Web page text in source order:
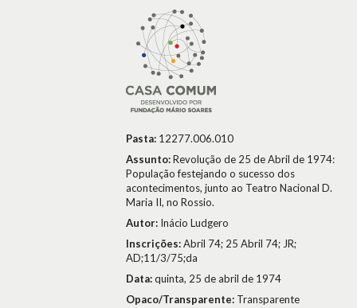
Pasta: 12277.006.010
Assunto:Revolução de 25 de Abril de 1974:
População festejando o sucesso dos
acontecimentos, junto ao Teatro Nacional D.
Maria II, no Rossio.
Autor: Inácio Ludgero
Inscrições:Abril 74; 25 Abril 74; JR;
AD;11/3/75;da
Data:quinta, 25 de abril de 1974
Opaco/Transparente: Transparente